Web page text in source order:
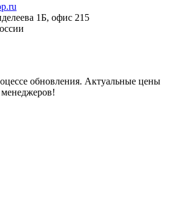
1Б, офис 215
обновления. Актуальные цены